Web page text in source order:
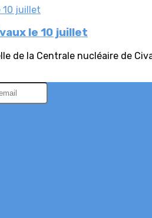
le 10 juillet
de la Centrale nucléaire de